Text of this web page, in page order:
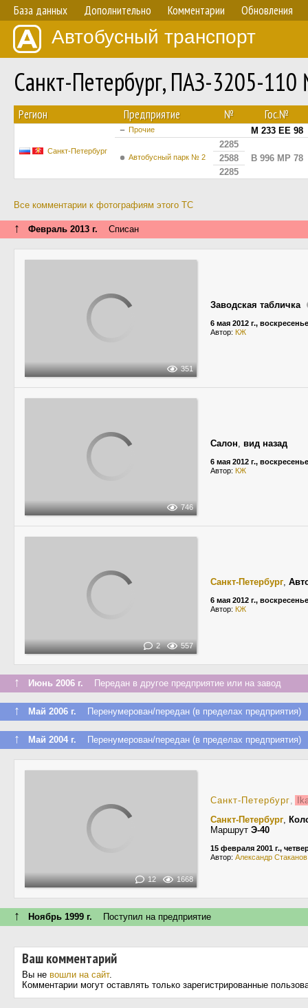
База данных Дополнительно Комментарии Обновления
Автобусный транспорт
Санкт-Петербург, ПАЗ-3205-
Регион Предприятие № Гос.№
Санкт-Петербург
Прочие М 233 ЕЕ 98
Автобусный парк № 2
2285
В 996 МР 78
2588
2285
Все комментарии к фотографиям этого ТС
↑ Февраль 2013 г. Списан
351
Заводская табличка
6 мая 2012 г., воскресенье
Автор: КЖ
746
Салон, вид назад
6 мая 2012 г., воскресенье
Автор: КЖ
2 557
Санкт-Петербург,
6 мая 2012 г., воскресенье
Автор: КЖ
↑ Июнь 2006 г. Передан в другое предприятие или на завод
↑ Май 2006 г. Перенумерован/передан (в пределах предприятия)
↑ Май 2004 г. Перенумерован/передан (в пределах предприятия)
12 1668
Санкт-Петербург,
Санкт-Петербург,
Маршрут Э-40
15 февраля 2001 г.,
Автор: Александр Стаканов
↑ Ноябрь 1999 г. Поступил на предприятие
Ваш комментарий
Вы не вошли на сайт.
Комментарии могут оставлять только зарегистрированные